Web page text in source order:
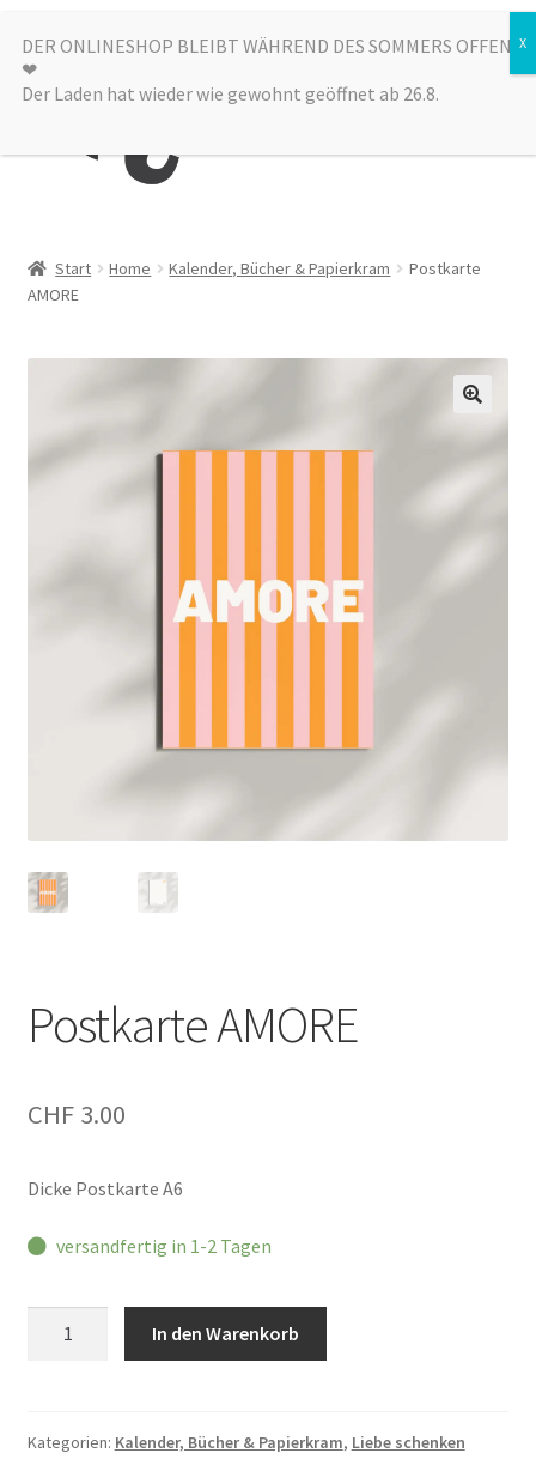
Zur
Navigation
springen
Zum
Inhalt
springen
Menü
Alle Produkte
Sale
Start Home Kalender, Bücher & Papierkram
Postkarte
AMORE
Postkarte AMORE
CHF3.00
Dicke Postkarte A6
versandfertig in 1-2 Tagen
In den Warenkorb
Kategorien: Kalender, Bücher & Papierkram, Liebe schenken
DER ONLINESHOP BLEIBT WÄHREND DES SOMMERS OFFEN
❤︎
Der Laden hat wieder wie gewohnt geöffnet ab 26.8.